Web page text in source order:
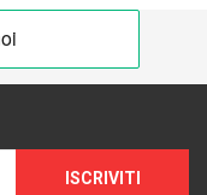
ISCRIVITI